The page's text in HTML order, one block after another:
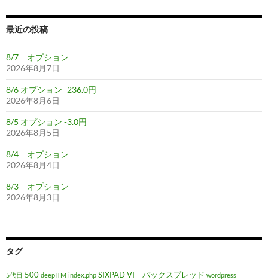
最近の投稿
8/7 オプション
2026年8月7日
8/6 オプション -236.0円
2026年8月6日
8/5 オプション -3.0円
2026年8月5日
8/4 オプション
2026年8月4日
8/3 オプション
2026年8月3日
タグ
5代目 500 deepITM index.php SIXPADVI バックスプレッド wordpress